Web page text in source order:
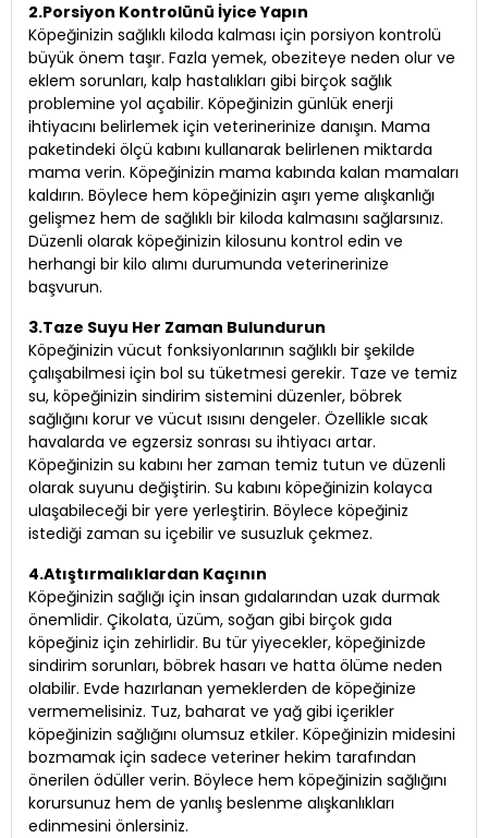
2.Porsiyon Kontrolünü İyice Yapın
Köpeğinizin sağlıklı kiloda kalması için porsiyon kontrolü
büyük önem taşır. Fazla yemek, obeziteye neden olur ve
eklem sorunları, kalp hastalıkları gibi birçok sağlık
problemine yol açabilir. Köpeğinizin günlük enerji
ihtiyacını belirlemek için veterinerinize danışın. Mama
paketindeki ölçü kabını kullanarak belirlenen miktarda
mama verin. Köpeğinizin mama kabında kalan mamaları
kaldırın. Böylece hem köpeğinizin aşırı yeme alışkanlığı
gelişmez hem de sağlıklı bir kiloda kalmasını sağlarsınız.
Düzenli olarak köpeğinizin kilosunu kontrol edin ve
herhangi bir kilo alımı durumunda veterinerinize
başvurun.
3.Taze Suyu Her Zaman Bulundurun
Köpeğinizin vücut fonksiyonlarının sağlıklı bir şekilde
çalışabilmesi için bol su tüketmesi gerekir. Taze ve temiz
su, köpeğinizin sindirim sistemini düzenler, böbrek
sağlığını korur ve vücut ısısını dengeler. Özellikle sıcak
havalarda ve egzersiz sonrası su ihtiyacı artar.
Köpeğinizin su kabını her zaman temiz tutun ve düzenli
olarak suyunu değiştirin. Su kabını köpeğinizin kolayca
ulaşabileceği bir yere yerleştirin. Böylece köpeğiniz
istediği zaman su içebilir ve susuzluk çekmez.
4.Atıştırmalıklardan Kaçının
Köpeğinizin sağlığı için insan gıdalarından uzak durmak
önemlidir. Çikolata, üzüm, soğan gibi birçok gıda
köpeğiniz için zehirlidir. Bu tür yiyecekler, köpeğinizde
sindirim sorunları, böbrek hasarı ve hatta ölüme neden
olabilir. Evde hazırlanan yemeklerden de köpeğinize
vermemelisiniz. Tuz, baharat ve yağ gibi içerikler
köpeğinizin sağlığını olumsuz etkiler. Köpeğinizin midesini
bozmamak için sadece veteriner hekim tarafından
önerilen ödüller verin. Böylece hem köpeğinizin sağlığını
korursunuz hem de yanlış beslenme alışkanlıkları
edinmesini önlersiniz.